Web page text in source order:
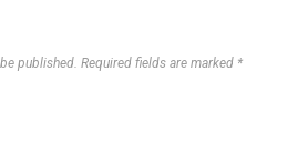
published. Required fields are marked *